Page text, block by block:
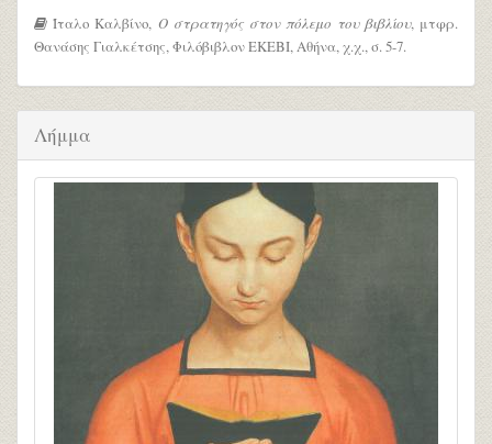
Ίταλο Καλβίνο, Ο στρατηγός στον πόλεμο του βιβλίου, μτφρ.
Θανάσης Γιαλκέτσης, Φιλόβιβλον ΕΚΕΒΙ, Αθήνα, χ.χ., σ. 5-7.
Λήμμα